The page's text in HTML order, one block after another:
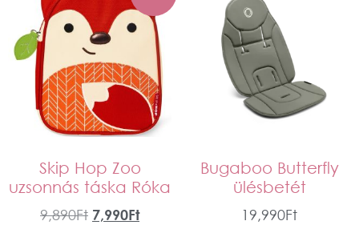
Skip Hop Zoo
uzsonnás táska Róka
9,890Ft 7,990Ft
Bugaboo Butterfly
ülésbetét
19,990Ft